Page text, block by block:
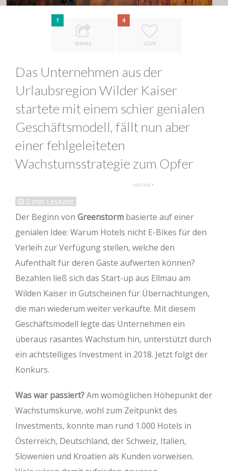
1
SHARE
4
LOVE
Das Unternehmen aus der
Urlaubsregion Wilder Kaiser
startete mit einem schier genialen
Geschäftsmodell, fällt nun aber
einer fehlgeleiteten
Wachstumsstrategie zum Opfer
2 min Lesezeit
Der Beginn von Greenstorm basierte auf einer
genialen Idee: Warum Hotels nicht E-Bikes für den
Verleih zur Verfügung stellen, welche den
Aufenthalt für deren Gäste aufwerten können?
Bezahlen ließ sich das Start-up aus Ellmau am
Wilden Kaiser in Gutscheinen für Übernachtungen,
die man wiederum weiter verkaufte. Mit diesem
Geschäftsmodell legte das Unternehmen ein
überaus rasantes Wachstum hin, unterstützt durch
ein achtstelliges Investment in 2018. Jetzt folgt der
Konkurs.
Was war passiert?Am womöglichen Höhepunkt der
Wachstumskurve, wohl zum Zeitpunkt des
Investments, konnte man rund 1.000 Hotels in
Österreich, Deutschland, der Schweiz, Italien,
Slowenien und Kroatien als Kunden vorweisen.